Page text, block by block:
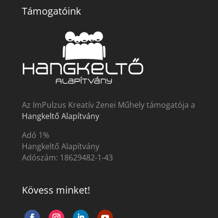
Támogatóink
Az ImPulzus Kreatív Zenei Műhely támogatója a
Hangkeltő Alapítvány
Adó 1%
Hangkeltő Alapítvány
Adószám: 18629482-1-43
Kövess minket!